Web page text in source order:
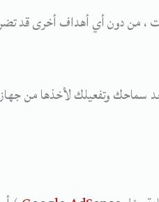
، من دون أي أهداف أخرى قد
سماحك وتفعيلك لأخذها من